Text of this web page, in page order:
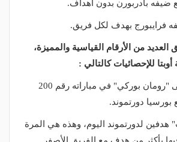
بادربورن بدون أهداف.
فرايبورج بهدف لكل فريق.
من الأرقام القياسية والمميزة،
للإحصائيات كالتالي :
شارك حارس المرمى "رومان بوركي" في مباراته رقم 200
دورتموند.
هدفين لدورتموند اليوم، وهذه هي المرة